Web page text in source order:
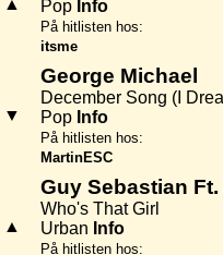
▲ Pop Info
På hitlisten hos:
itsme
▼
George Michael
December Song (I
Pop Info
På hitlisten hos:
MartinESC
▲
Guy Sebastian Ft.
Who's That Girl
Urban Info
På hitlisten hos: